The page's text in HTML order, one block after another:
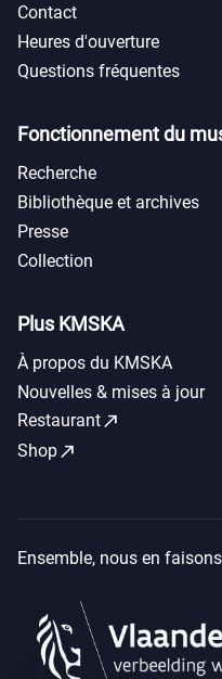
Contact
Heures d'ouverture
Questions fréquentes
Fonctionnement du
Recherche
Bibliothèque et archives
Presse
Collection
Plus KMSKA
À propos du KMSKA
Nouvelles & mises à jour
Restaurantcall_made
Shopcall_made
Ensemble, nous en